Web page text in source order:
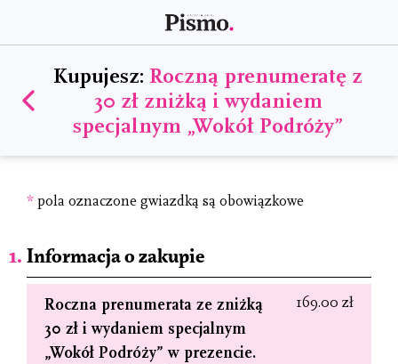
Kupujesz: Roczną prenumeratę z
30 zł zniżką i wydaniem
specjalnym „Wokół Podróży”
* pola oznaczone gwiazdką są obowiązkowe
Informacja o zakupie
Roczna prenumerata ze zniżką
30 zł i wydaniem specjalnym
„Wokół Podróży” w prezencie.
169.00 zł